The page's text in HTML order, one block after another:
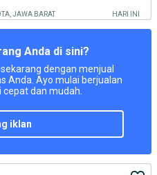
JAWA BARAT HARI INI
Anda di sini?
dengan menjual
Anda. Ayo mulai berjualan
cepat dan mudah.
iklan